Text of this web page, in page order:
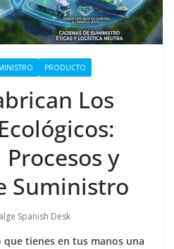
PRODUCTO
Los
y
Suministro
Spanish Desk
tienes en tus manos una